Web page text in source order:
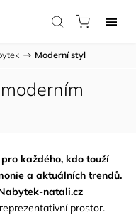
/ Moderní styl
každého, kdo touží
a aktuálních trendů.
natali.cz
prostor.